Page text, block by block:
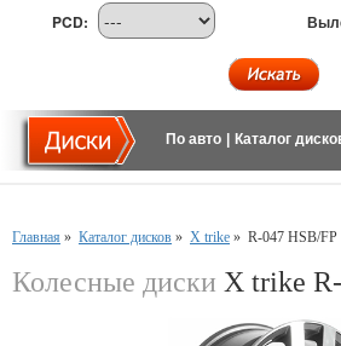
PCD:
По авто Каталог
Главная » Каталог дисков » X trike » R-047 HSB/FP
Колесные диски X trike